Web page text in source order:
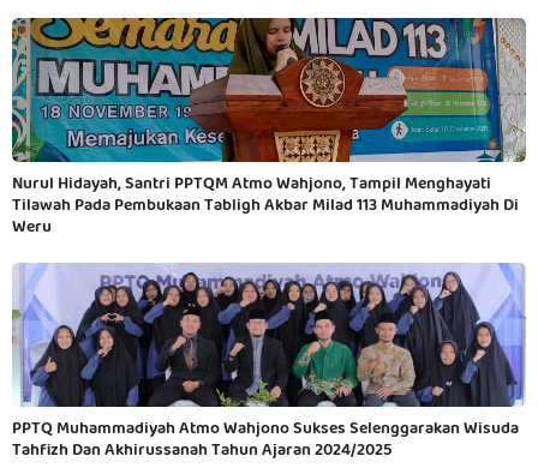
Nurul Hidayah, Santri PPTQM Atmo Wahjono, Tampil Menghayati
Tilawah Pada Pembukaan Tabligh Akbar Milad 113 Muhammadiyah Di
Weru
PPTQ Muhammadiyah Atmo Wahjono Sukses Selenggarakan Wisuda
Tahfizh Dan Akhirussanah Tahun Ajaran 2024/2025